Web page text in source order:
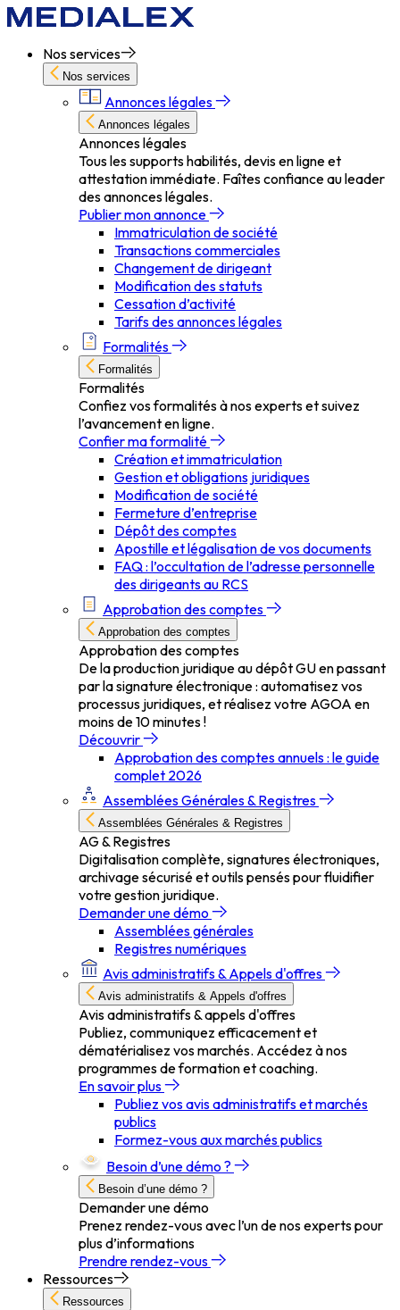
Nos services
Nos services
Annonces légales
Annonces légales
Annonces légales
Tous les supports habilités, devis en ligne et
attestation immédiate. Faîtes confiance au leader
des annonces légales.
Publier mon annonce
Immatriculation de société
Transactions commerciales
Changement de dirigeant
Modification des statuts
Cessation d’activité
Tarifs des annonces légales
Formalités
Formalités
Formalités
Confiez vos formalités à nos experts et suivez
l’avancement en ligne.
Confier ma formalité
Création et immatriculation
Gestion et obligations juridiques
Modification de société
Fermeture d’entreprise
Dépôt des comptes
Apostille et légalisation de vos documents
FAQ : l’occultation de l’adresse personnelle
des dirigeants au RCS
Approbation des comptes
Approbation des comptes
Approbation des comptes
De la production juridique au dépôt GU en passant
par la signature électronique : automatisez vos
processus juridiques, et réalisez votre AGOA en
moins de 10 minutes !
Découvrir
Approbation des comptes annuels : le guide
complet 2026
Assemblées Générales & Registres
Assemblées Générales & Registres
AG & Registres
Digitalisation complète, signatures électroniques,
archivage sécurisé et outils pensés pour fluidifier
votre gestion juridique.
Demander une démo
Assemblées générales
Registres numériques
Avis administratifs & Appels d'offres
Avis administratifs & Appels d'offres
Avis administratifs & appels d'offres
Publiez, communiquez efficacement et
dématérialisez vos marchés. Accédez à nos
programmes de formation et coaching.
En savoir plus
Publiez vos avis administratifs et marchés
publics
Formez-vous aux marchés publics
Besoin d’une démo ?
Besoin d’une démo ?
Demander une démo
Prenez rendez-vous avec l’un de nos experts pour
plus d’informations
Prendre rendez-vous
Ressources
Ressources